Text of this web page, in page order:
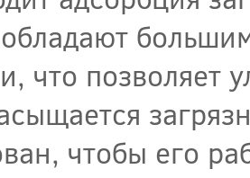
что позволяет
чтобы его